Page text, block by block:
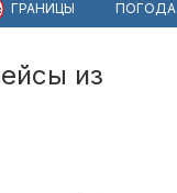
ГРАНИЦЫ ПОГОДА
из